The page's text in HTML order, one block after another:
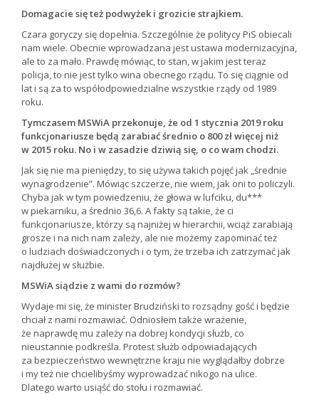
Domagacie się też podwyżek i grozicie strajkiem.
Czara goryczy się dopełnia. Szczególnie że politycy PiS obiecali
nam wiele. Obecnie wprowadzana jest ustawa modernizacyjna,
ale to za mało. Prawdę mówiąc, to stan, w jakim jest teraz
policja, to nie jest tylko wina obecnego rządu. To się ciągnie od
lat i są za to współodpowiedzialne wszystkie rządy od 1989
roku.
Tymczasem MSWiA przekonuje, że od 1 stycznia 2019 roku
funkcjonariusze będą zarabiać średnio o 800 zł więcej niż
w 2015 roku. No i w zasadzie dziwią się, o co wam chodzi.
Jak się nie ma pieniędzy, to się używa takich pojęć jak „średnie
wynagrodzenie”. Mówiąc szczerze, nie wiem, jak oni to policzyli.
Chyba jak w tym powiedzeniu, że głowa w lufciku, du***
w piekarniku, a średnio 36,6. A fakty są takie, że ci
funkcjonariusze, którzy są najniżej w hierarchii, wciąż zarabiają
grosze i na nich nam zależy, ale nie możemy zapominać też
o ludziach doświadczonych i o tym, że trzeba ich zatrzymać jak
najdłużej w służbie.
MSWiA siądzie z wami do rozmów?
Wydaje mi się, że minister Brudziński to rozsądny gość i będzie
chciał z nami rozmawiać. Odniosłem także wrażenie,
że naprawdę mu zależy na dobrej kondycji służb, co
nieustannie podkreśla. Protest służb odpowiadających
za bezpieczeństwo wewnętrzne kraju nie wyglądałby dobrze
i my też nie chcielibyśmy wyprowadzać nikogo na ulice.
Dlatego warto usiąść do stołu i rozmawiać.